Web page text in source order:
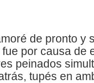
de pronto y
por causa de
peinados
tupés en